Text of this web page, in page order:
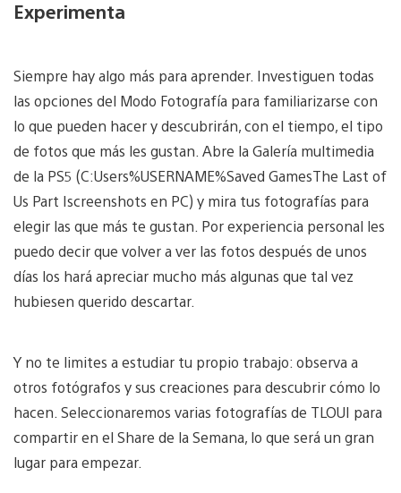
Experimenta
Siempre hay algo más para aprender. Investiguen todas
las opciones del Modo Fotografía para familiarizarse con
lo que pueden hacer y descubrirán, con el tiempo, el tipo
de fotos que más les gustan. Abre la Galería multimedia
de la PS5 (C:Users%USERNAME%Saved GamesThe Last of
Us Part Iscreenshots en PC) y mira tus fotografías para
elegir las que más te gustan. Por experiencia personal les
puedo decir que volver a ver las fotos después de unos
días los hará apreciar mucho más algunas que tal vez
hubiesen querido descartar.
Y no te limites a estudiar tu propio trabajo: observa a
otros fotógrafos y sus creaciones para descubrir cómo lo
hacen. Seleccionaremos varias fotografías de TLOUI para
compartir en el Share de la Semana, lo que será un gran
lugar para empezar.